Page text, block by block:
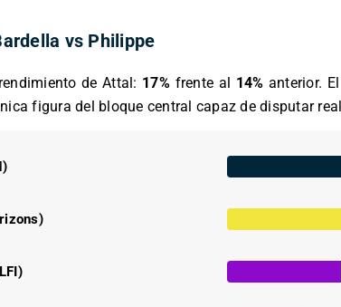
vs Philippe
de Attal: 17%frente al 14% anterior.
figura del bloque central capaz de disputar